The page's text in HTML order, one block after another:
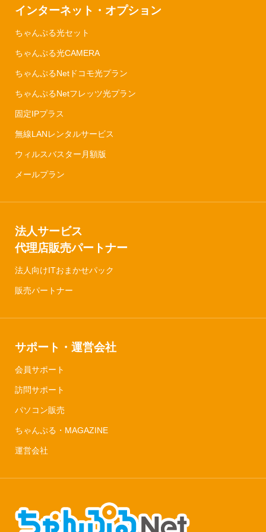
インターネット・オプション
ちゃんぷる光セット
ちゃんぷる光CAMERA
ちゃんぷるNetドコモ光プラン
ちゃんぷるNetフレッツ光プラン
固定IPプラス
無線LANレンタルサービス
ウィルスバスター月額版
メールプラン
法人サービス
代理店販売パートナー
法人向けITおまかせパック
販売パートナー
サポート・運営会社
会員サポート
訪問サポート
パソコン販売
ちゃんぷる・MAGAZINE
運営会社